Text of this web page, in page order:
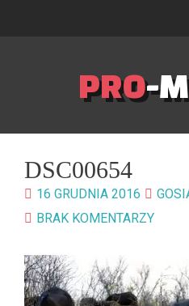
PRO-
DSC00654
16 GRUDNIA 2016
BRAK KOMENTARZY